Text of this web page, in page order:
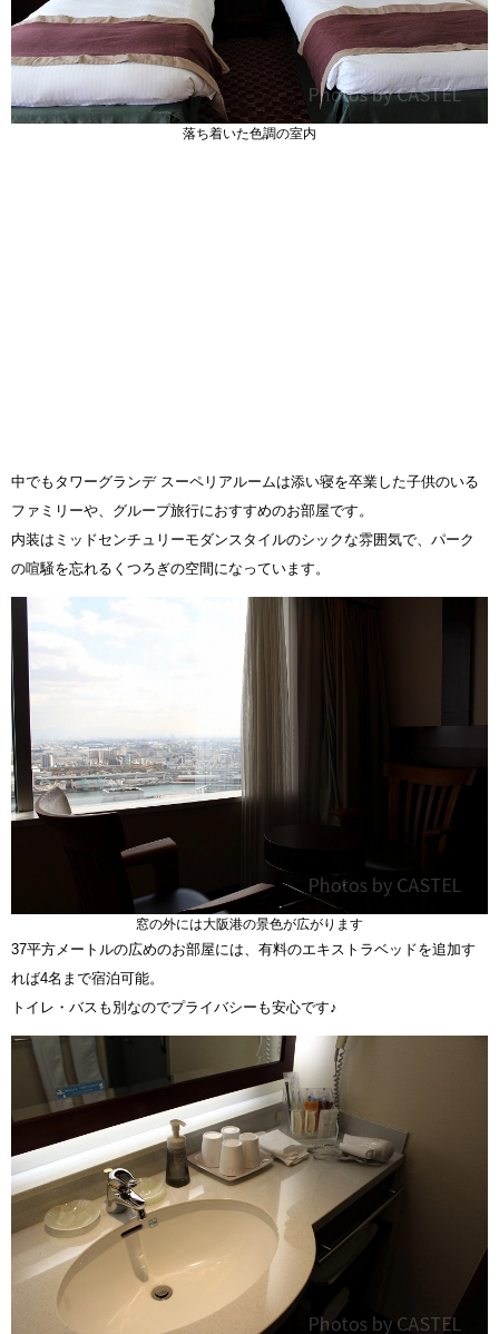
落ち着いた色調の室内
中でもタワーグランデ スーペリアルームは添い寝を卒業した子供のいる
ファミリーや、グループ旅行におすすめのお部屋です。
内装はミッドセンチュリーモダンスタイルのシックな雰囲気で、パーク
の喧騒を忘れるくつろぎの空間になっています。
窓の外には大阪港の景色が広がります
37平方メートルの広めのお部屋には、有料のエキストラベッドを追加す
れば4名まで宿泊可能。
トイレ・バスも別なのでプライバシーも安心です♪